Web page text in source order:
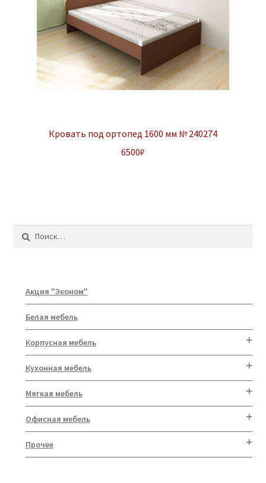
Кровать под ортопед 1600 мм № 240274
6500₽
Найти:
Акция "Эконом"
Белая мебель
Корпусная мебель
Кухонная мебель
Мягкая мебель
Офисная мебель
Прочее